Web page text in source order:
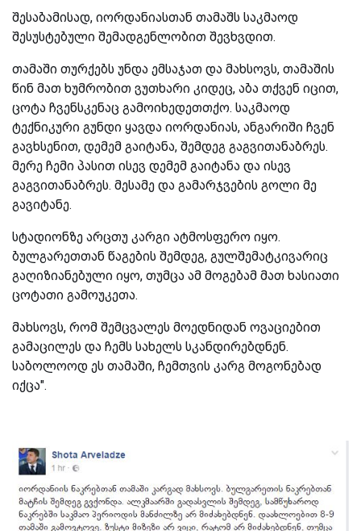
შესაბამისად, იორდანიასთან თამაშს საკმაოდ
შესუსტებული შემადგენლობით შევხვდით.
თამაში თურქებს უნდა ემსაჯათ და მახსოვს, თამაშის
წინ მათ ხუმრობით ვუთხარი კიდეც, აბა თქვენ იცით,
ცოტა ჩვენსკენაც გამოიხედეთთქო. საკმაოდ
ტექნიკური გუნდი ყავდა იორდანიას, ანგარიში ჩვენ
გავხსენით, დემემ გაიტანა, შემდეგ გაგვითანაბრეს.
მერე ჩემი პასით ისევ დემემ გაიტანა და ისევ
გაგვითანაბრეს. მესამე და გამარჯვების გოლი მე
გავიტანე.
სტადიონზე არცთუ კარგი ატმოსფერო იყო.
ბულგარეთთან წაგების შემდეგ, გულშემატკივარიც
გაღიზიანებული იყო, თუმცა ამ მოგებამ მათ ხასიათი
ცოტათი გამოუკეთა.
მახსოვს, რომ შემცვალეს მოედნიდან ოვაციებით
გამაცილეს და ჩემს სახელს სკანდირებდნენ.
საბოლოოდ ეს თამაში, ჩემთვის კარგ მოგონებად
იქცა".